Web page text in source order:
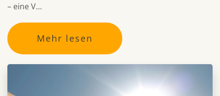
– eine V…
Mehr lesen